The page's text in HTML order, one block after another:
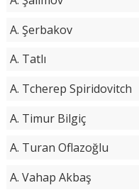
A. Şerbakov
A. Tatlı
A. Tcherep Spiridovitch
A. Timur Bilgiç
A. Turan Oflazoğlu
A. Vahap Akbaş